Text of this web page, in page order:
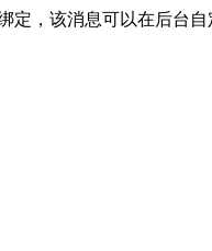
定，该消息可以在后台自